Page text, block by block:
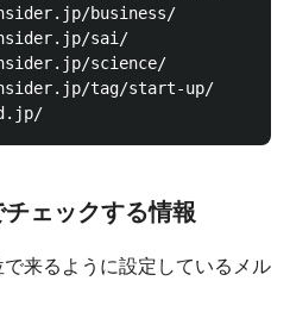
business/
sai/
science/
tag/start-up/
ェックする情報
来るように設定しているメル